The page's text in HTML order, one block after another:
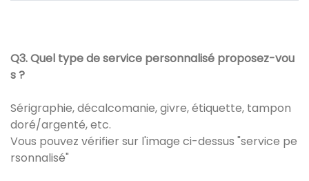
Q3. Quel type de service personnalisé proposez-vou
s ?
Sérigraphie, décalcomanie, givre, étiquette, tampon
doré/argenté, etc.
Vous pouvez vérifier sur l'image ci-dessus "service pe
rsonnalisé"